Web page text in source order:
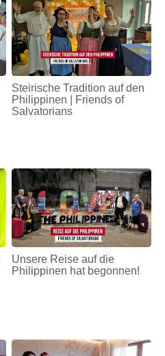
Steirische Tradition auf den
Philippinen | Friends of
Salvatorians
Unsere Reise auf die
Philippinen hat begonnen!